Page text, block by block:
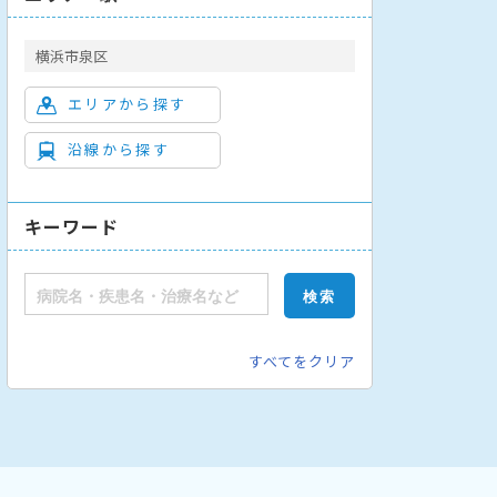
横浜市泉区
エリアから探す
沿線から探す
キーワード
すべてをクリア